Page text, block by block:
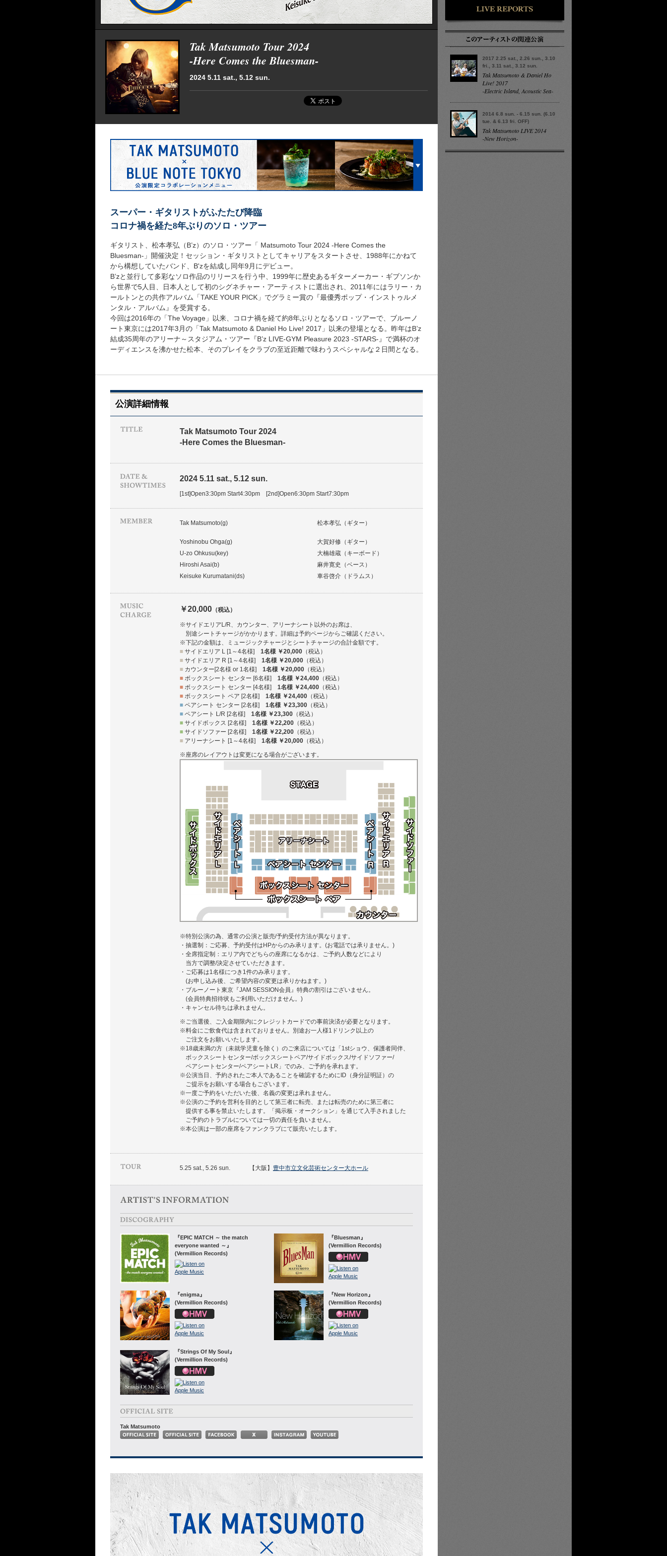
Tak Matsumoto Tour 2024
-Here Comes the Bluesman-
2024 5.11 sat., 5.12 sun.
スーパー・ギタリストがふたたび降臨
コロナ禍を経た8年ぶりのソロ・ツアー
ギタリスト、松本孝弘（B’z）のソロ・ツアー「 Matsumoto Tour 2024 -Here Comes the
Bluesman-」開催決定！セッション・ギタリストとしてキャリアをスタートさせ、1988年にかねて
から構想していたバンド、B'zを結成し同年9月にデビュー。
B’zと並行して多彩なソロ作品のリリースを行う中、1999年に歴史あるギターメーカー・ギブソンか
ら世界で5人目、日本人として初のシグネチャー・アーティストに選出され、2011年にはラリー・カ
ールトンとの共作アルバム「TAKE YOUR PICK」でグラミー賞の『最優秀ポップ・インストゥルメ
ンタル・アルバム』を受賞する。
今回は2016年の「The Voyage」以来、コロナ禍を経て約8年ぶりとなるソロ・ツアーで、ブルーノ
ート東京には2017年3月の「Tak Matsumoto & Daniel Ho Live! 2017」以来の登場となる。昨年はB’z
結成35周年のアリーナ～スタジアム・ツアー『B’z LIVE-GYM Pleasure 2023 -STARS-』で満杯のオ
ーディエンスを沸かせた松本、そのプレイをクラブの至近距離で味わうスペシャルな２日間となる。
公演詳細情報
Tak Matsumoto Tour 2024
-Here Comes the Bluesman-
2024 5.11 sat., 5.12 sun.
[1st]Open3:30pm Start4:30pm [2nd]Open6:30pm Start7:30pm
Tak Matsumoto(g) 松本孝弘（ギター）
Yoshinobu Ohga(g)
大賀好修（ギター）
U-zo Ohkusu(key)
大楠雄蔵（キーボード）
Hiroshi Asai(b)
麻井寛史（ベース）
Keisuke Kurumatani(ds)
車谷啓介（ドラムス）
￥20,000 （税込）
※サイドエリアL/R、カウンター、アリーナシート以外のお席は、
別途シートチャージがかかります。詳細は予約ページからご確認ください。
※下記の金額は、ミュージックチャージとシートチャージの合計金額です。
■ サイドエリア L [1～4名様] 1名様 ￥20,000 （税込）
■ サイドエリア R [1～4名様] 1名様 ￥20,000 （税込）
■ カウンター[2名様 or 1名様] 1名様 ￥20,000 （税込）
■ ボックスシート センター [6名様] 1名様 ￥24,400 （税込）
■ ボックスシート センター [4名様] 1名様 ￥24,400 （税込）
■ ボックスシート ペア [2名様] 1名様 ￥24,400 （税込）
■ ペアシート センター [2名様] 1名様 ￥23,300 （税込）
■ ペアシート L/R [2名様] 1名様 ￥23,300 （税込）
■ サイドボックス [2名様] 1名様 ￥22,200 （税込）
■ サイドソファー [2名様] 1名様 ￥22,200 （税込）
■ アリーナシート [1～4名様] 1名様 ￥20,000 （税込）
※座席のレイアウトは変更になる場合がございます。
※特別公演の為、通常の公演と販売/予約受付方法が異なります。
・抽選制：ご応募、予約受付はHPからのみ承ります。(お電話では承りません。)
・全席指定制：エリア内でどちらの座席になるかは、ご予約人数などにより
当方で調整/決定させていただきます。
・ご応募は1名様につき1件のみ承ります。
(お申し込み後、ご希望内容の変更は承りかねます。)
・ブルーノート東京『JAM SESSION会員』特典の割引はございません。
(会員特典招待状もご利用いただけません。)
・キャンセル待ちは承れません。
※ご当選後、ご入金期限内にクレジットカードでの事前決済が必要となります。
※料金にご飲食代は含まれておりません。別途お一人様1ドリンク以上の
ご注文をお願いいたします。
※18歳未満の方（未就学児童を除く）のご来店については「1stショウ、保護者同伴、
ボックスシートセンター/ボックスシートペア/サイドボックス/サイドソファー/
ペアシートセンター/ペアシートLR」でのみ、ご予約を承れます。
※公演当日、予約されたご本人であることを確認するためにID（身分証明証）の
ご提示をお願いする場合もございます。
※一度ご予約をいただいた後、名義の変更は承れません。
※公演のご予約を営利を目的として第三者に転売、または転売のために第三者に
提供する事を禁止いたします。「掲示板・オークション」を通じて入手されました
ご予約のトラブルについては一切の責任を負いません。
※本公演は一部の座席をファンクラブにて販売いたします。
5.25 sat., 5.26 sun. 【大阪】 豊中市立文化芸術センター大ホール
『EPIC MATCH ～ the match
everyone wanted ～』
(Vermillion Records)
『Bluesman』
(Vermillion Records)
『enigma』
(Vermillion Records)
『New Horizon』
(Vermillion Records)
『Strings Of My Soul』
(Vermillion Records)
Tak Matsumoto
2017 2.25 sat., 2.26 sun., 3.10
fri., 3.11 sat., 3.12 sun.
Tak Matsumoto & Daniel Ho
Live! 2017
-Electric Island, Acoustic Sea-
2014 6.8 sun. - 6.15 sun. (6.10
tue. & 6.13 fri. OFF)
Tak Matsumoto LIVE 2014
-New Horizon-